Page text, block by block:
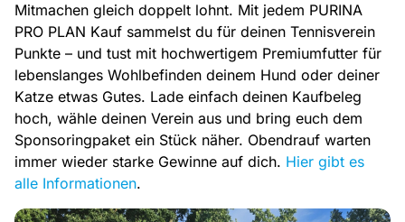
Mitmachen gleich doppelt lohnt. Mit jedem PURINA
PRO PLAN Kauf sammelst du für deinen Tennisverein
Punkte – und tust mit hochwertigem Premiumfutter für
lebenslanges Wohlbefinden deinem Hund oder deiner
Katze etwas Gutes. Lade einfach deinen Kaufbeleg
hoch, wähle deinen Verein aus und bring euch dem
Sponsoringpaket ein Stück näher. Obendrauf warten
immer wieder starke Gewinne auf dich. Hier gibt es
alle Informationen.